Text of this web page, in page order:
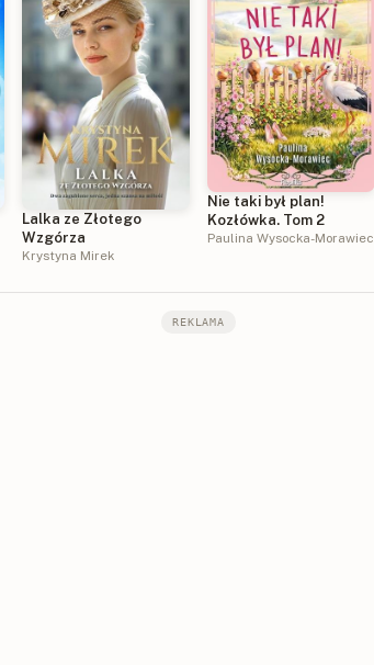
Lalka ze Złotego
Wzgórza
Krystyna Mirek
Nie taki był plan!
Kozłówka. Tom 2
Paulina Wysocka-Morawiec
REKLAMA